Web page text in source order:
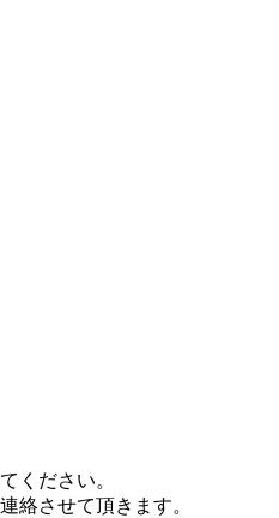
ください。
絡させて頂きます。